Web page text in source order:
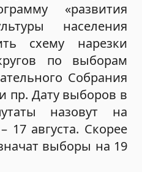
«развития
населения
схему нарезки
по выборам
Собрания
пр. Дату выборов в
назовут на
17 августа. Скорее
выборы на 19